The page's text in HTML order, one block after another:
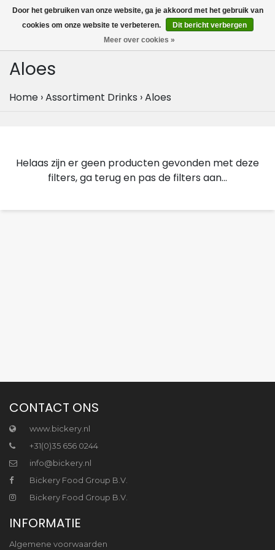
MENU
0
Aloes
Home ›Assortiment Drinks ›Aloes
Helaas zijn er geen producten gevonden met deze
filters, ga terug en pas de filters aan...
CONTACT ONS
www.bickery.nl
+31(0)35 656 0244
info@bickery.nl
Bickery Food Group B.V.
Bickery Food Group B.V.
INFORMATIE
Algemene voorwaarden
Door het gebruiken van onze website, ga je akkoord met het gebruik van
cookies om onze website te verbeteren.
Dit bericht verbergen
Meer over cookies »